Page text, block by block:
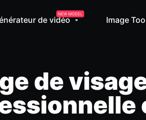
de vidéo
NEW MODEL
Image
de